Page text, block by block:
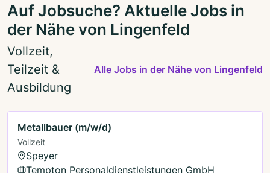
Auf Jobsuche? Aktuelle Jobs in
der Nähe von Lingenfeld
Vollzeit,
Teilzeit &
Ausbildung
Alle Jobs in der Nähe von Lingenfeld
Metallbauer (m/w/d)
Vollzeit
Speyer
Tempton Personaldienstleistungen GmbH